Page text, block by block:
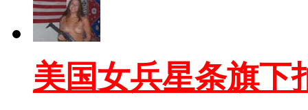
美国女兵星条旗下